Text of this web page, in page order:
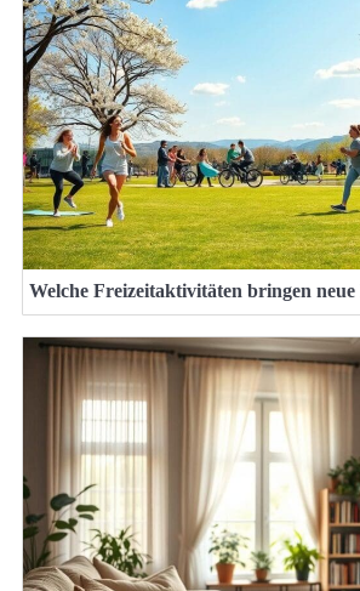
Welche Freizeitaktivitäten bringen neue